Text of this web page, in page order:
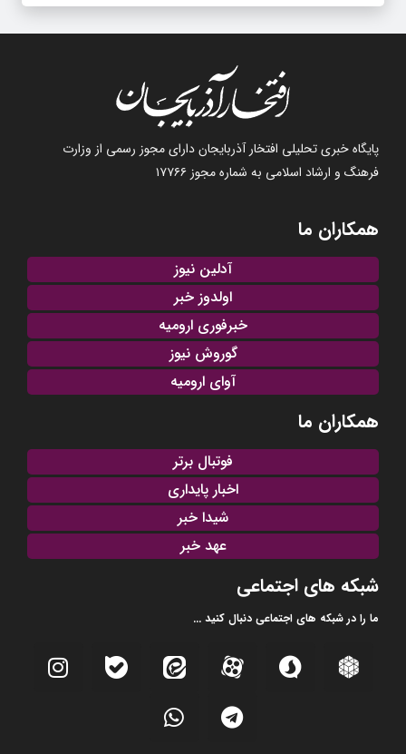
پایگاه خبری تحلیلی افتخار آذربایجان دارای مجوز رسمی از وزارت
فرهنگ و ارشاد اسلامی به شماره مجوز ۱۷۷۶۶
همکاران ما
آدلین نیوز
اولدوز خبر
خبرفوری ارومیه
گوروش نیوز
آوای ارومیه
همکاران ما
فوتبال برتر
اخبار پایداری
شیدا خبر
عهد خبر
شبکه های اجتماعی
ما را در شبکه های اجتماعی دنبال کنید ...